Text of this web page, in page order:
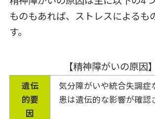
ものもあれば、ストレスによるも
す。
【精神障がいの原因】
遺伝
的要
因
気分障がいや統合失調症
患は遺伝的な影響が確認